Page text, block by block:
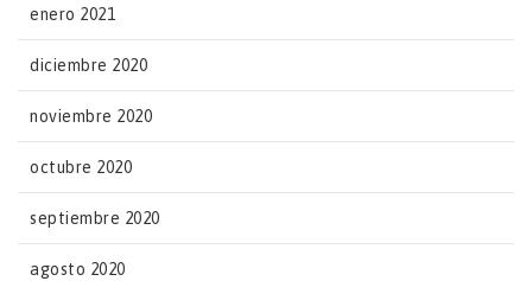
enero 2021
diciembre 2020
noviembre 2020
octubre 2020
septiembre 2020
agosto 2020